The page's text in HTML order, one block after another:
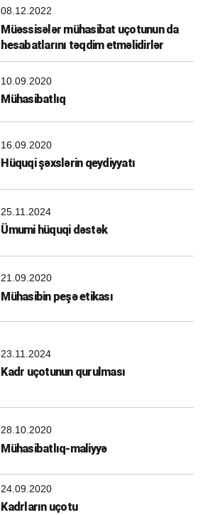
08.12.2022
Müəssisələr mühasibat uçotunun da
hesabatlarını təqdim etməlidirlər
10.09.2020
Mühasibatlıq
16.09.2020
Hüquqi şəxslərin qeydiyyatı
25.11.2024
Ümumi hüquqi dəstək
21.09.2020
Mühasibin peşə etikası
23.11.2024
Kadr uçotunun qurulması
28.10.2020
Mühasibatlıq-maliyyə
24.09.2020
Kadrların uçotu